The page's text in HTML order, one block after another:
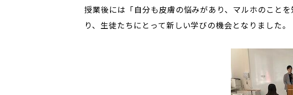
授業後には「自分も皮膚の悩みがあり、マルホのこと
り、生徒たちにとって新しい学びの機会となりました。